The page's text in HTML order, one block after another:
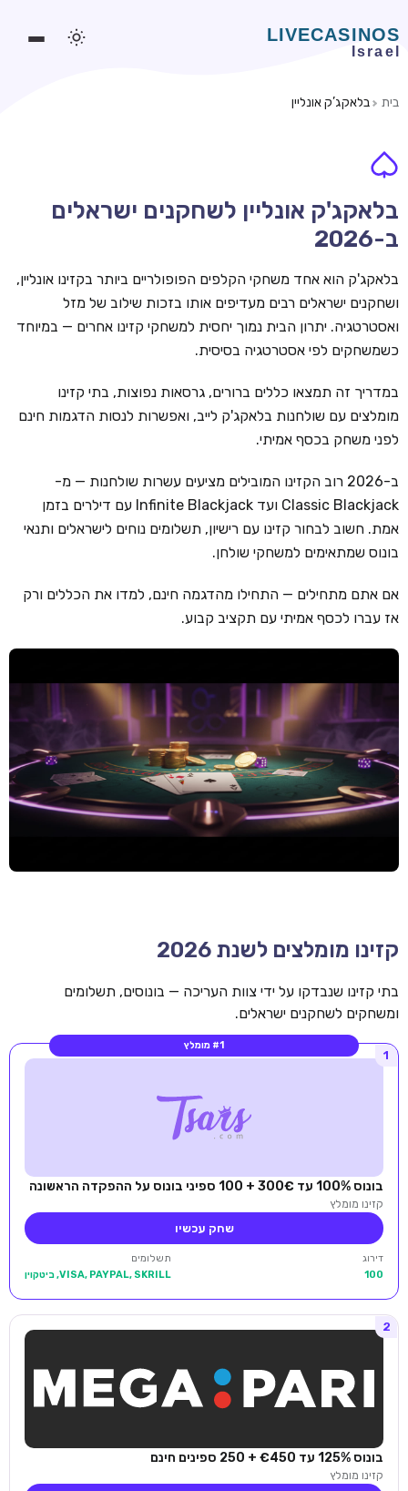
משחקים חינמיים
סלוטים אונליין
מדריכי קזינו
מונדיאל 2026 הימורים
בלאקג'ק אונליין
בונוסים בקזינו אונליין
קזינו קריפטו
קזינו PayPal
טורנירי קזינו
צור קשר
ביקורות
חדשות
טיפים
מדריכים
בית בלאקג’ק אונליין
בלאקג'ק אונליין לשחקנים ישראלים
ב-2026
בלאקג'ק הוא אחד משחקי הקלפים הפופולריים ביותר בקזינו אונליין,
ושחקנים ישראלים רבים מעדיפים אותו בזכות שילוב של מזל
ואסטרטגיה. יתרון הבית נמוך יחסית למשחקי קזינו אחרים — במיוחד
כשמשחקים לפי אסטרטגיה בסיסית.
במדריך זה תמצאו כללים ברורים, גרסאות נפוצות, בתי קזינו
מומלצים עם שולחנות בלאקג'ק לייב, ואפשרות לנסות הדגמות חינם
לפני משחק בכסף אמיתי.
ב-2026 רוב הקזינו המובילים מציעים עשרות שולחנות — מ-
Classic Blackjack ועד Infinite Blackjack עם דילרים בזמן
אמת. חשוב לבחור קזינו עם רישיון, תשלומים נוחים לישראלים ותנאי
בונוס שמתאימים למשחקי שולחן.
אם אתם מתחילים — התחילו מהדגמה חינם, למדו את הכללים ורק
אז עברו לכסף אמיתי עם תקציב קבוע.
קזינו מומלצים לשנת 2026
בתי קזינו שנבדקו על ידי צוות העריכה — בונוסים, תשלומים
ומשחקים לשחקנים ישראלים.
#1 מומלץ
1
בונוס 100% עד 300€ + 100 ספיני בונוס על ההפקדה הראשונה
קזינו מומלץ
שחק עכשיו
דירוג
100
תשלומים
VISA, PAYPAL, SKRILL, ביטקוין
2
בונוס 125% עד €450 + 250 ספינים חינם
קזינו מומלץ